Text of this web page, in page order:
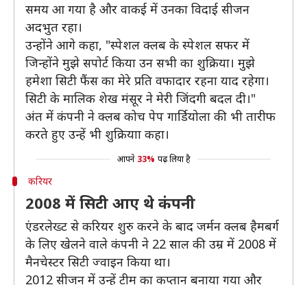
समय आ गया है और वाकई में उनका विदाई सीजन
अदभुत रहा।
उन्होंने आगे कहा, "स्पेशल क्लब के स्पेशल सफर में
जिन्होंने मुझे सपोर्ट किया उन सभी का शुक्रिया। मुझे
हमेशा सिटी फैंस का मेरे प्रति वफादार रहना याद रहेगा।
सिटी के मालिक शेख मंसूर ने मेरी जिंदगी बदल दी।"
अंत में कंपनी ने क्लब कोच पेप गार्डियोला की भी तारीफ
करते हुए उन्हें भी शुक्रियाा कहा।
आपने 33% पढ़ लिया है
करियर
2008 में सिटी आए थे कंपनी
एंडरलेख्ट से करियर शुरु करने के बाद जर्मन क्लब हैमबर्ग
के लिए खेलने वाले कंपनी ने 22 साल की उम्र में 2008 में
मैनचेस्टर सिटी ज्वाइन किया था।
2012 सीजन में उन्हें टीम का कप्तान बनाया गया और